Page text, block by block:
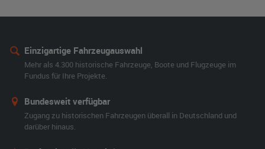
Einzigartige Fahrzeugauswahl
Mehr als 4.300 historische Fahrzeuge, Boote und Flugzeuge im
Fundus für Ihre Projekte.
Bundesweit verfügbar
Zugang zu historischen Fahrzeugen überall in Deutschland und
darüber hinaus.